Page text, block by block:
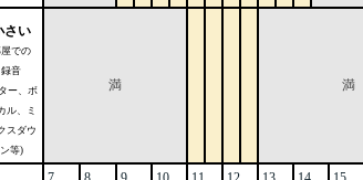
さい
での
録音
ー、ボ
ル、ミ
スダウ
ン等)
満 満